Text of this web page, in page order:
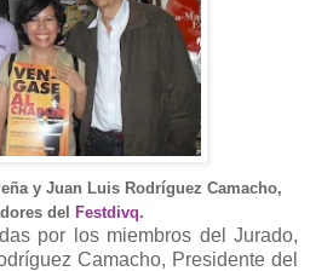
y Juan Luis Rodríguez Camacho,
del Festdivq.
por los miembros del Jurado,
Camacho, Presidente del